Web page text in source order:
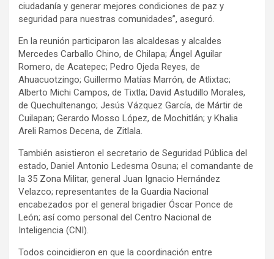
ciudadanía y generar mejores condiciones de paz y
seguridad para nuestras comunidades”, aseguró.
En la reunión participaron las alcaldesas y alcaldes
Mercedes Carballo Chino, de Chilapa; Ángel Aguilar
Romero, de Acatepec; Pedro Ojeda Reyes, de
Ahuacuotzingo; Guillermo Matías Marrón, de Atlixtac;
Alberto Michi Campos, de Tixtla; David Astudillo Morales,
de Quechultenango; Jesús Vázquez García, de Mártir de
Cuilapan; Gerardo Mosso López, de Mochitlán; y Khalia
Areli Ramos Decena, de Zitlala.
También asistieron el secretario de Seguridad Pública del
estado, Daniel Antonio Ledesma Osuna; el comandante de
la 35 Zona Militar, general Juan Ignacio Hernández
Velazco; representantes de la Guardia Nacional
encabezados por el general brigadier Óscar Ponce de
León; así como personal del Centro Nacional de
Inteligencia (CNI).
Todos coincidieron en que la coordinación entre